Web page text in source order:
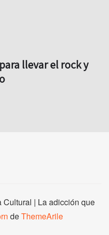
llevar el rock y
| La adicción que
deThemeArile